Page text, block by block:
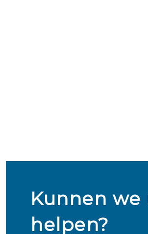
Kunnen we
helpen?